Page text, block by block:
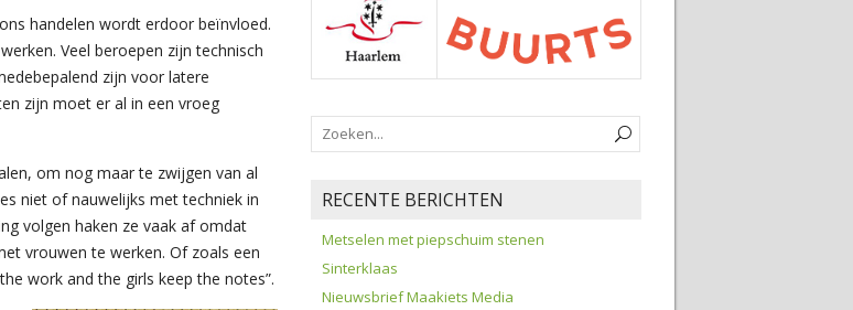
handelen wordt erdoor beïnvloed.
Veel beroepen zijn technisch
zijn voor latere
zijn moet er al in een vroeg
om nog maar te zwijgen van al
niet of nauwelijks met techniek in
volgen haken ze vaak af omdat
vrouwen te werken. Of zoals een
work and the girls keep the notes”.
RECENTE BERICHTEN
Metselen met piepschuim stenen
Sinterklaas
Nieuwsbrief Maakiets Media